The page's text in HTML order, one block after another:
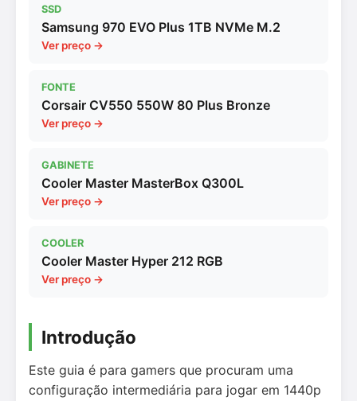
SSD
Samsung 970 EVO Plus 1TB NVMe M.2
Ver preço →
FONTE
Corsair CV550 550W 80 Plus Bronze
Ver preço →
GABINETE
Cooler Master MasterBox Q300L
Ver preço →
COOLER
Cooler Master Hyper 212 RGB
Ver preço →
Introdução
Este guia é para gamers que procuram uma
configuração intermediária para jogar em 1440p